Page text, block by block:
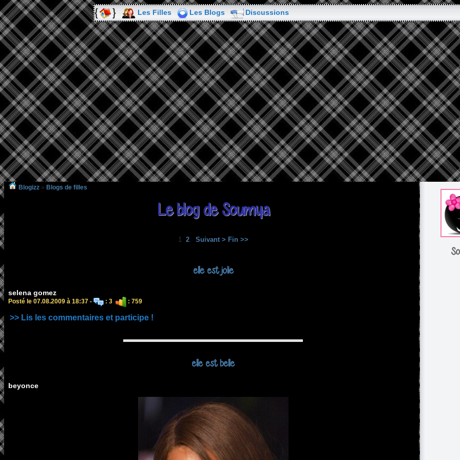
Les Filles Les Blogs Discussions
Blogizz » Blogs de filles
Le blog de Soumya
1 2 Suivant > Fin >>
elle est jolie
selena gomez
Posté le 07.08.2009 à 18:37 - : 3 : 759
>> Lis les commentaires et participe !
elle est belle
beyonce